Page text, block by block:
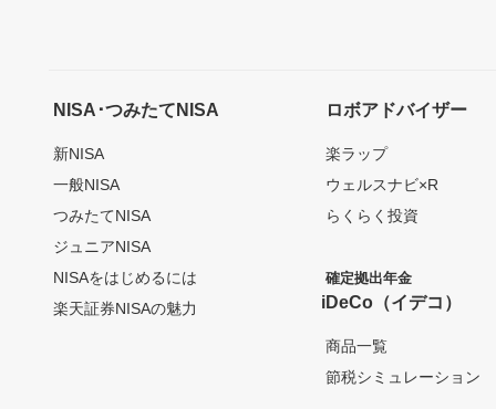
NISA･つみたてNISA
新NISA
一般NISA
つみたてNISA
ジュニアNISA
NISAをはじめるには
楽天証券NISAの魅力
ロボアドバイザー
楽ラップ
ウェルスナビ×R
らくらく投資
確定拠出年金
iDeCo（イデコ）
商品一覧
節税シミュレーション